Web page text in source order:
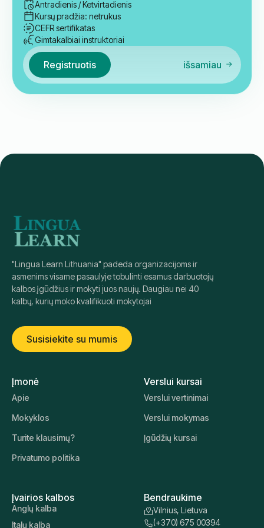
Grupė
Švedų kalbos B1.2 parengiamasis
kursas
30Akademinės valandos
€229
"Lingua Learn Lithuania" padeda organizacijoms ir
asmenims visame pasaulyje tobulinti esamus darbuotojų
kalbos įgūdžius ir mokyti juos naujų. Daugiau nei 40
Įmonė Verslui kursai